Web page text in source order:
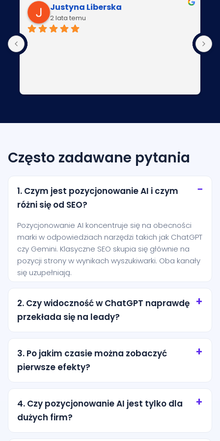
Justyna Liberska
2 lata temu
Często zadawane pytania
1. Czym jest pozycjonowanie AI i czym
różni się od SEO?
Pozycjonowanie AI koncentruje się na obecności
marki w odpowiedziach narzędzi takich jak ChatGPT
czy Gemini. Klasyczne SEO skupia się głównie na
pozycji strony w wynikach wyszukiwarki. Oba kanały
się uzupełniają.
2. Czy widoczność w ChatGPT naprawdę
przekłada się na leady?
Tak, szczególnie przy zapytaniach o wysokiej
intencji. Użytkownik często pyta AI o rekomendację
konkretnej usługi i jest bliżej decyzji niż osoba, która
dopiero przegląda ogólne wyniki wyszukiwania.
3. Po jakim czasie można zobaczyć
pierwsze efekty?
Pierwsze efekty zwykle pojawiają się po kilku
tygodniach od wdrożenia podstaw. Trwalsze
rezultaty wymagają regularnej pracy nad treścią,
strukturą i autorytetem marki.
4. Czy pozycjonowanie AI jest tylko dla
dużych firm?
Nie. Dla lokalnych firm z miasta Oborniki to często